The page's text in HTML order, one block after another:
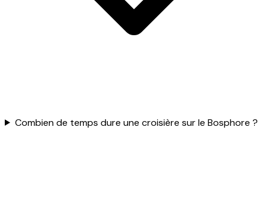
Combien de temps dure une croisière sur le Bosphore ?